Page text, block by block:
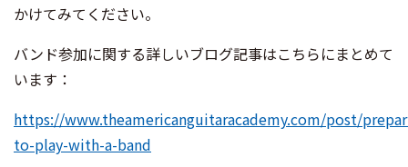
かけてみてください。
バンド参加に関する詳しいブログ記事はこちらにまとめて
います：
https://www.theamericanguitaracademy.com/post/
to-play-with-a-band